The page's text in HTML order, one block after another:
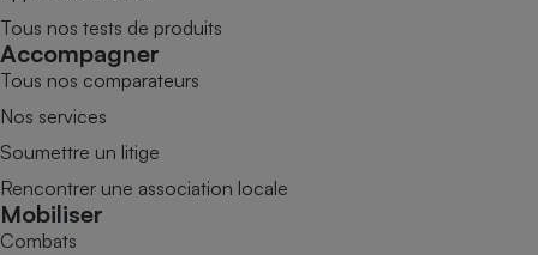
Tous nos tests de produits
Accompagner
Tous nos comparateurs
Nos services
Soumettre un litige
Rencontrer une association locale
Mobiliser
Combats